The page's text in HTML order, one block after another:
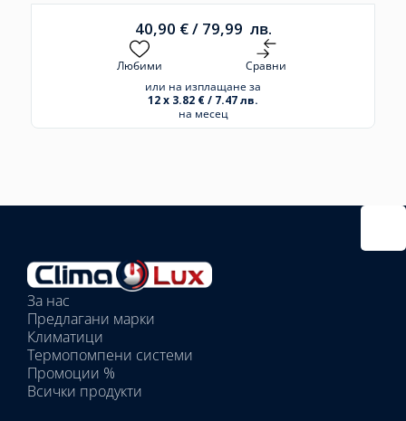
40,90 €/ 79,99 лв.
Любими
Сравни
или на изплащане за
12 x 3.82 € / 7.47 лв.
на месец
Избрани
вътрешни
тела:
Избрано
тяло:
За нас
Предлагани марки
Климатици
Термопомпени системи
Промоции %
Всички продукти